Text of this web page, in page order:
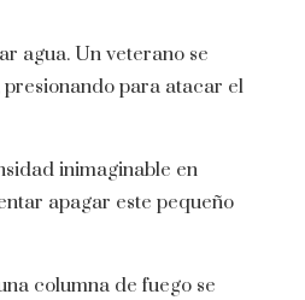
agua. Un veterano se
para atacar el
inimaginable en
apagar este pequeño
columna de fuego se